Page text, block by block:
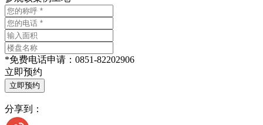
*免费电话申请： 0851-82202906
立即预约
分享到：